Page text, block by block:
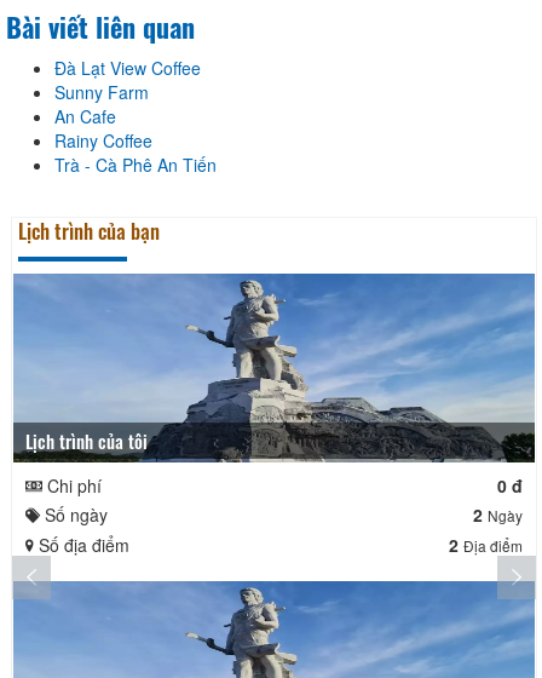
Bài viết liên quan
Đà Lạt View Coffee
Sunny Farm
An Cafe
Rainy Coffee
Trà - Cà Phê An Tiến
Lịch trình của bạn
Lịch trình của tôi
Chi phí
0 đ
Số ngày
2 Ngày
Số địa điểm 2 Địa điểm